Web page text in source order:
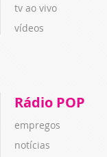
tv ao vivo
vídeos
Rádio POP
empregos
notícias